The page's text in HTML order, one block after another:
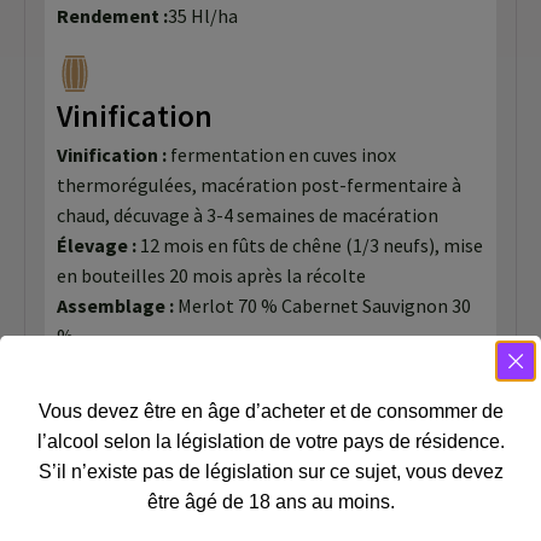
Rendement :35 Hl/ha
Vinification
Vinification : fermentation en cuves inox
thermorégulées, macération post-fermentaire à
chaud, décuvage à 3-4 semaines de macération
Élevage : 12 mois en fûts de chêne (1/3 neufs), mise
en bouteilles 20 mois après la récolte
Assemblage : Merlot 70 % Cabernet Sauvignon 30
%
Dégustation
Oeil :Robe profonde grenat, reflets rubis
Olfaction riche et nuancée autour du cassis, du
Vous devez être en âge d’acheter et de consommer de
l’alcool selon la législation de votre pays de résidence.
S’il n’existe pas de législation sur ce sujet, vous devez
être âgé de 18 ans au moins.